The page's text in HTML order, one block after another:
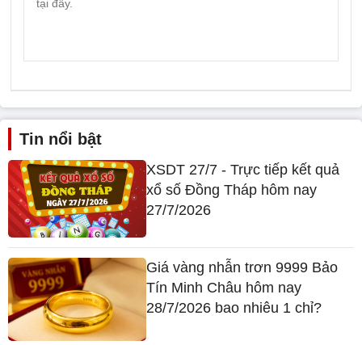
Tin nổi bật
XSDT 27/7 - Trực tiếp kết quả
xổ số Đồng Tháp hôm nay
27/7/2026
Giá vàng nhẫn trơn 9999 Bảo
Tín Minh Châu hôm nay
28/7/2026 bao nhiêu 1 chỉ?